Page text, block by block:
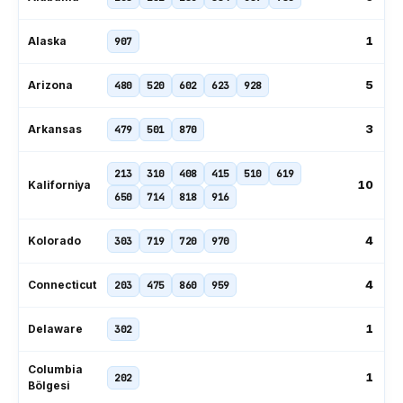
Alaska 907 1
Arizona 480 520 602 623 928 5
Arkansas 479 501 870 3
Kaliforniya
213 310 408 415 510
619
650
714 818 916
10
Kolorado 303 719 720 970 4
Connecticut 203 475 860 959 4
Delaware 302 1
Columbia
Bölgesi
202 1